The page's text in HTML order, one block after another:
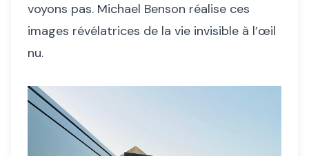
voyons pas. Michael Benson réalise ces
images révélatrices de la vie invisible à l’œil
nu.